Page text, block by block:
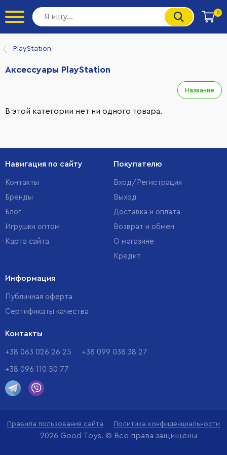
0
PlayStation
Аксессуары PlayStation
Название
В этой категории нет ни одного товара.
Навигация по сайту
Контакты
Бренды
Блог
Игрушки оптом
Карта сайта
Покупателю
Вход/Регистрация
Выход
Доставка и оплата
Возврат и обмен
О магазине
Кредит
Информация
Публичная оферта
Сертификаты качества
Контакты
+38 063 026 26 25 +38 099 038 38 27
+38 096 110 50 77
Правила пользования сайта Политика конфиденциальности
2026 Good Toys. © Все права защищены